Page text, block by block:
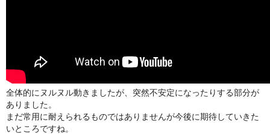
全体的にヌルヌル動きましたが、突然不安定になったりする部分が
ありました。
まだ常用に耐えられるものではありませんが今後に期待していきた
いところですね。